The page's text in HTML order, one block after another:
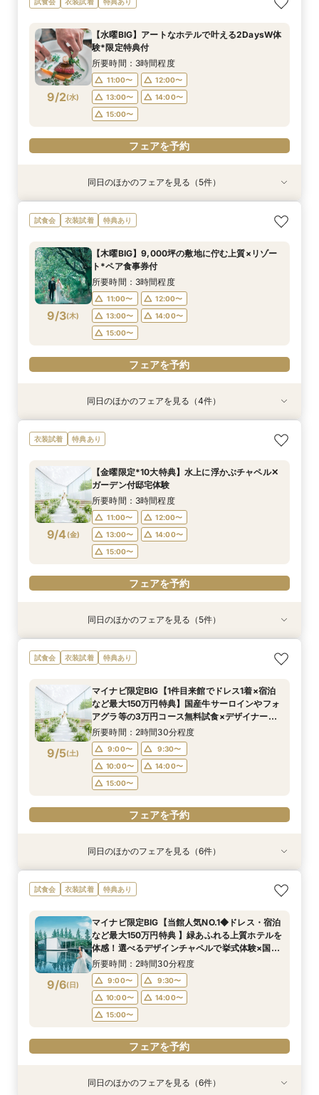
8/30(日)
フェア】豪華3万試食×130万特典
9:10〜
10:00〜
14:00〜
15:00〜
フェアを予約
8/30(日)
ペルで挙式体験×贅沢貸切邸宅
9:30〜
10:30〜
14:00〜
15:00〜
フェアを予約
8/30(日)
得な67万円プラン紹介フェア
9:30〜
10:30〜
14:00〜
15:00〜
フェアを予約
8/30(日)
な家族と過ごすペット婚相談会
10:00〜
フェアを予約
8/30(日)
選牛の絶品コース試食フェア
9:00〜
14:00〜
15:00〜
フェアを予約
8/30(日)
見積り相談×特選和牛試食
9:00〜
10:00〜
14:00〜
15:00〜
フェアを予約
9/2(水)
【水曜BIG】アートなホテルで叶える2DaysW体
験*限定特典付
所要時間：3時間程度
11:00〜
12:00〜
13:00〜
14:00〜
15:00〜
フェアを予約
衣装試着 特典あり
9/2(水)
【憧れドレス体験付き】ドレス試着体験＆衣裳1
着プレゼント
11:00〜
12:00〜
14:00〜
15:00〜
フェアを予約
衣装試着 特典あり
9/2(水)
【家族での挙式＆会食なら】67万円のお得すぎ
プラン紹介フェア
11:00〜
12:00〜
13:00〜
14:00〜
15:00〜
フェアを予約
特典あり
9/2(水)
【ペットと一緒の結婚式】大切な家族と過ごす
ペット婚相談会
11:00〜
13:00〜
15:00〜
フェアを予約
衣装試着 特典あり
9/2(水)
マイナビ限定BIG【大阪で人気*2会場同時見学
フェア】新作ドレス試着×130万特典
11:00〜
12:00〜
13:30〜
14:00〜
15:00〜
フェアを予約
9/2(水)
【短時間でもOK】ふたりの不安をプロが解消！
会場見学×見積相談
11:00〜
12:00〜
13:00〜
14:00〜
15:00〜
フェアを予約
同日のほかのフェアを見る（5件）
試食会 衣装試着 特典あり
9/3(木)
【木曜BIG】9,000坪の敷地に佇む上質×リゾー
ト*ペア食事券付
所要時間：3時間程度
11:00〜
12:00〜
13:00〜
14:00〜
15:00〜
フェアを予約
衣装試着 特典あり
9/3(木)
【家族での挙式＆会食なら】67万円のお得すぎ
プラン紹介フェア
11:00〜
12:00〜
13:00〜
14:00〜
15:00〜
フェアを予約
特典あり
9/3(木)
【ペットと一緒の結婚式】大切な家族と過ごす
ペット婚相談会
11:00〜
13:00〜
15:00〜
フェアを予約
衣装試着 特典あり
9/3(木)
マイナビ限定BIG【大阪で人気*2会場同時見学
フェア】新作ドレス試着×130万特典
11:00〜
12:00〜
13:30〜
14:00〜
15:00〜
フェアを予約
9/3(木)
【短時間でもOK】ふたりの不安をプロが解消！
会場見学×見積相談
11:00〜
12:00〜
13:00〜
14:00〜
15:00〜
フェアを予約
同日のほかのフェアを見る（4件）
衣装試着 特典あり
9/4 (金)
【金曜限定*10大特典】水上に浮かぶチャペル✕
ガーデン付邸宅体験
所要時間：3時間程度
11:00〜
12:00〜
13:00〜
14:00〜
15:00〜
フェアを予約
衣装試着 特典あり
9/4(金)
【憧れドレス体験付き】ドレス試着体験＆衣裳1
着プレゼント
11:00〜
12:00〜
14:00〜
15:00〜
フェアを予約
衣装試着 特典あり
9/4(金)
【家族での挙式＆会食なら】67万円のお得すぎ
プラン紹介フェア
11:00〜
12:00〜
13:00〜
14:00〜
15:00〜
フェアを予約
特典あり
9/4(金)
【ペットと一緒の結婚式】大切な家族と過ごす
ペット婚相談会
11:00〜
13:00〜
15:00〜
フェアを予約
衣装試着 特典あり
9/4(金)
マイナビ限定BIG【大阪で人気*2会場同時見学
フェア】新作ドレス試着×130万特典
11:00〜
12:00〜
13:30〜
14:00〜
15:00〜
フェアを予約
9/4(金)
【短時間でもOK】ふたりの不安をプロが解消！
会場見学×見積相談
11:00〜
12:00〜
13:00〜
14:00〜
15:00〜
フェアを予約
同日のほかのフェアを見る（5件）
試食会 衣装試着 特典あり
9/5(土)
マイナビ限定BIG【1件目来館でドレス1着×宿泊
など最大150万円特典】国産牛サーロインやフォ
アグラ等の3万円コース無料試食×デザイナーズ
チャペルで挙式体験&2つの貸切邸宅見学フェア
所要時間：2時間30分程度
9:00〜
9:30〜
10:00〜
14:00〜
15:00〜
フェアを予約
衣装試着 特典あり
9/5(土)
マイナビ限定【ドレスにこだわり花嫁◎】最新ド
レス試着体験＆全館見学相談会
9:00〜
9:30〜
10:00〜
14:00〜
15:00〜
フェアを予約
衣装試着 特典あり
9/5(土)
マイナビ限定【家族で挙式＆会食】当館で一番お
得な67万円プラン紹介フェア
9:30〜
10:00〜
10:30〜
14:00〜
15:00〜
フェアを予約
特典あり
9/5(土)
マイナビ限定【挙式も披露宴もペットOK】大切
な家族と過ごすペット婚相談会
10:00〜 14:00〜
フェアを予約
衣装試着 特典あり
9/5(土)
マイナビ限定【初めての見学も安心】全館見学＆
見積り相談×特選和牛試食
9:00〜
9:30〜
10:00〜
14:00〜
15:00〜
フェアを予約
衣装試着 特典あり
9/5(土)
マイナビ限定【おもてなし重視】広大な自然のホ
テルで癒し体験！憧れアートチャペル
9:00〜
9:15〜
9:30〜
14:00〜
15:00〜
フェアを予約
衣装試着 特典あり
9/5(土)
マイナビ限定【短時間でもOK】ふたりの不安を
プロが解消！最新事例×見積相談
10:00〜 14:00〜
フェアを予約
同日のほかのフェアを見る（6件）
試食会 衣装試着 特典あり
9/6(日)
マイナビ限定BIG【当館人気NO.1◆ドレス・宿泊
など最大150万円特典 】緑あふれる上質ホテルを
体感！選べるデザインチャペルで挙式体験×国産
牛＆フォアグラなど3万円コース試食付きフェア
所要時間：2時間30分程度
9:00〜
9:30〜
10:00〜
14:00〜
15:00〜
フェアを予約
衣装試着 特典あり
衣装試着 特典あり
衣装試着 特典あり
特典あり
衣装試着 特典あり
衣装試着 特典あり
同日のほかのフェアを見る（6件）